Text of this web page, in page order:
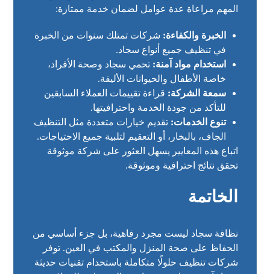
المهم مراعاة عدة عوامل لضمان خدمة ممتازة:
الخبرة والكفاءة: شركات تمتلك سنوات من الخبرة
في تنظيف جميع أنواع سجاد.
استخدام مواد آمنة: تحمي سجاد وصحة الأفراد،
خاصة الأطفال والحيوانات الأليفة.
سمعة الشركة: قراءة تقييمات العملاء السابقين
للتأكد من جودة الخدمة واحترافيتها.
تنوع الخدمات: تقديم خيارات متعددة مثل التنظيف
الجاف، بالبخار، أو التعقيم لتلبية جميع الاحتياجات.
اتباع هذه المعايير يسهل العثور على شركة موثوقة
تحقق نتائج احترافية وموثوقة.
الخاتمة
نظافة سجاد ليست مجرد رفاهية، بل جزء أساسي من
الحفاظ على صحة المنزل والمكتب في العين. توفر
شركات تنظيف حلولًا متكاملة باستخدام تقنيات حديثة